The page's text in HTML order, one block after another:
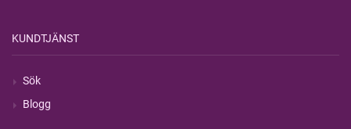
KUNDTJÄNST
Sök
Blogg